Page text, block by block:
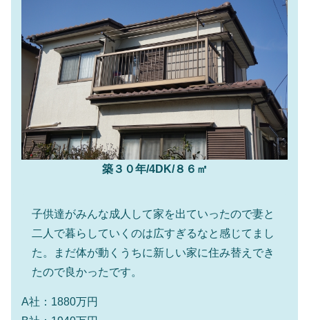
築３０年/4DK/８６㎡
子供達がみんな成人して家を出ていったので妻と
二人で暮らしていくのは広すぎるなと感じてまし
た。まだ体が動くうちに新しい家に住み替えでき
たので良かったです。
A社：1880万円